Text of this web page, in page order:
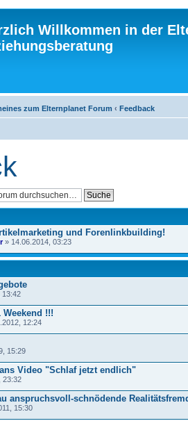
Willkommen in der
zum Elternplanet Forum ‹ Feedback
und Forenlinkbuilding!
» 14.06.2014, 03:23
13:42
!!!
12:24
15:29
Video "Schlaf jetzt endlich"
23:32
anspruchsvoll-schnödende
15:30